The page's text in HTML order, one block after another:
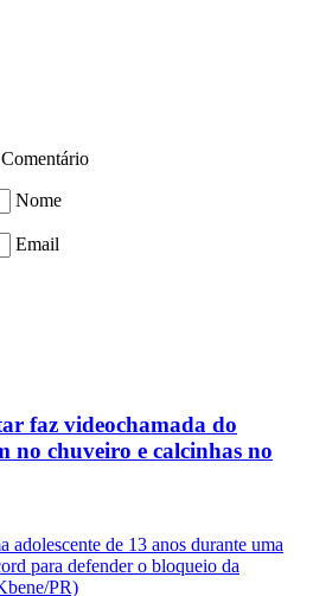
Comentário
Nome
Email
faz videochamada do
no chuveiro e calcinhas no